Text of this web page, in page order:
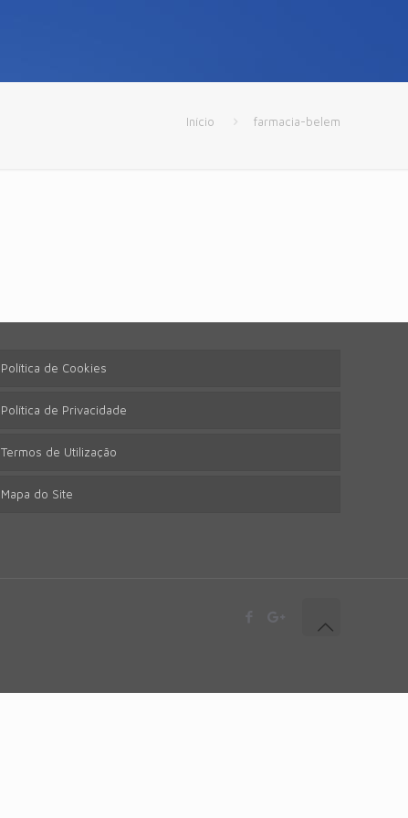
Início farmacia-belem
Política de Cookies
Política de Privacidade
Termos de Utilização
Mapa do Site